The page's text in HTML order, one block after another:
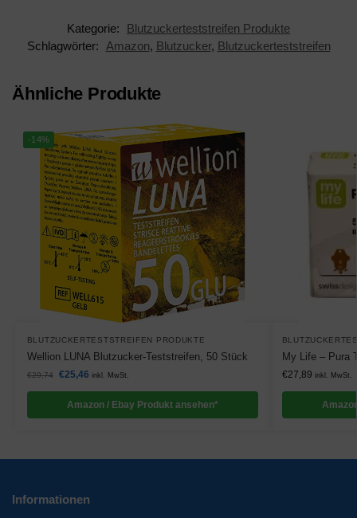
Kategorie:
Blutzuckerteststreifen Produkte
Schlagwörter:
Amazon, Blutzucker, Blutzuckerteststreifen
Ähnliche Produkte
-14%
BLUTZUCKERTESTSTREIFEN PRODUKTE
Wellion LUNA Blutzucker-Teststreifen, 50 Stück
€29,74 €25,46 inkl. MwSt.
Amazon / Ebay Produkt ansehen*
My Life – Pura
€27,89 inkl. MwSt.
Informationen